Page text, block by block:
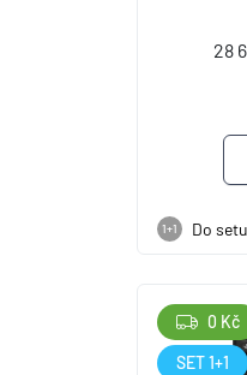
28
1+1 Do setu
0 Kč
SET 1+1